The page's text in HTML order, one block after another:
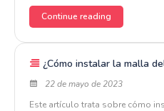
Continue reading
¿Cómo instalar la malla
22 de mayo de 2023
Este artículo trata sobre cómo